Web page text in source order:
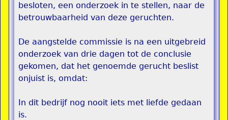
besloten, een onderzoek in te stellen, naar de
betrouwbaarheid van deze geruchten.
De aangstelde commissie is na een uitgebreid
onderzoek van drie dagen tot de conclusie
gekomen, dat het genoemde gerucht beslist
onjuist is, omdat:
In dit bedrijf nog nooit iets met liefde gedaan
is.